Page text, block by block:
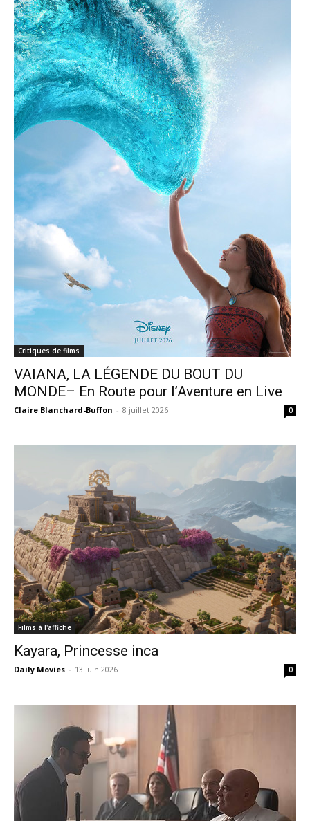
Critiques de films
VAIANA, LA LÉGENDE DU BOUT DU
MONDE– En Route pour l’Aventure en Live
Claire Blanchard-Buffon - 8 juillet 2026 0
Films à l'affiche
Kayara, Princesse inca
Daily Movies - 13 juin 2026 0